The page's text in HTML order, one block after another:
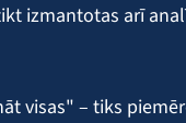
izmantotas arī
visas" – tiks